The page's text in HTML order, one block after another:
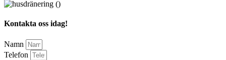
Kontakta oss idag!
Namn
Telefon